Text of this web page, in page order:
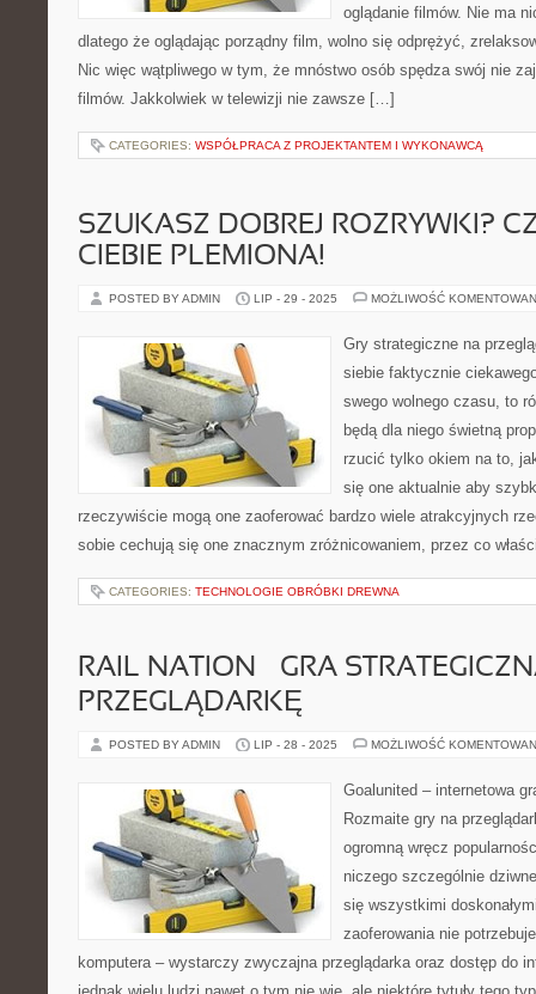
oglądanie filmów. Nie ma
dlatego że oglądając porządny film, wolno się odprężyć,
Nic więc wątpliwego w tym, że mnóstwo osób spędza swój nie
filmów. Jakkolwiek w telewizji nie zawsze […]
CATEGORIES: WSPÓŁPRACA Z PROJEKTANTEM I WYKONAWCĄ
SZUKASZ DOBREJ ROZRYWKI?
CIEBIE PLEMIONA!
POSTED BY ADMIN LIP - 29 - 2025 MOŻLIWOŚĆ
Gry strategiczne na
siebie faktycznie
swego wolnego czasu, to
będą dla niego świetną
rzucić tylko okiem na to,
się one aktualnie aby
rzeczywiście mogą one zaoferować bardzo wiele atrakcyjnych
sobie cechują się one znacznym zróżnicowaniem, przez co
CATEGORIES: TECHNOLOGIE OBRÓBKI DREWNA
RAIL NATION – GRA
PRZEGLĄDARKĘ
POSTED BY ADMIN LIP - 28 - 2025 MOŻLIWOŚĆ
Goalunited – internetowa
Rozmaite gry na
ogromną wręcz
niczego szczególnie
się wszystkimi
zaoferowania nie
komputera – wystarczy zwyczajna przeglądarka oraz dostęp do